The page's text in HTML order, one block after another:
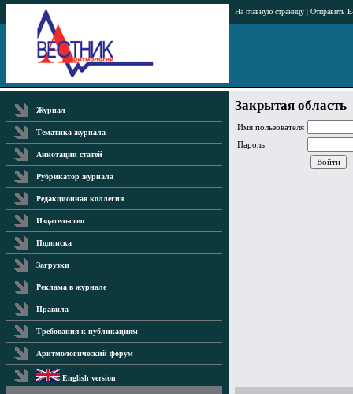
На главную страницу | Отправить
Журнал
Тематика журнала
Аннотации статей
Рубрикатор журнала
Редакционная коллегия
Издательство
Подписка
Загрузки
Реклама в журнале
Правила
Требования к публикациям
Аритмологический форум
English version
Закрытая область
Имя пользователя
Пароль